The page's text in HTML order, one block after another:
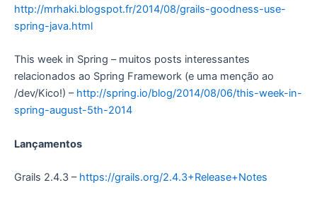
http://mrhaki.blogspot.fr/2014/08/grails-goodness-use-
spring-java.html
This week in Spring – muitos posts interessantes
relacionados ao Spring Framework (e uma menção ao
/dev/Kico!) – http://spring.io/blog/2014/08/06/this-week-in-
spring-august-5th-2014
Lançamentos
Grails 2.4.3 – https://grails.org/2.4.3+Release+Notes